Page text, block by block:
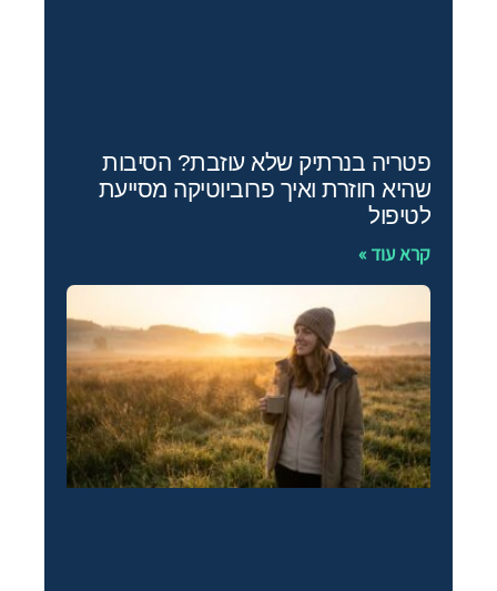
פטריה בנרתיק שלא עוזבת? הסיבות
שהיא חוזרת ואיך פרוביוטיקה מסייעת
לטיפול
קרא עוד »